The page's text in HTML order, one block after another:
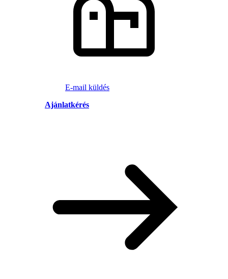
E-mail küldés
Ajánlatkérés